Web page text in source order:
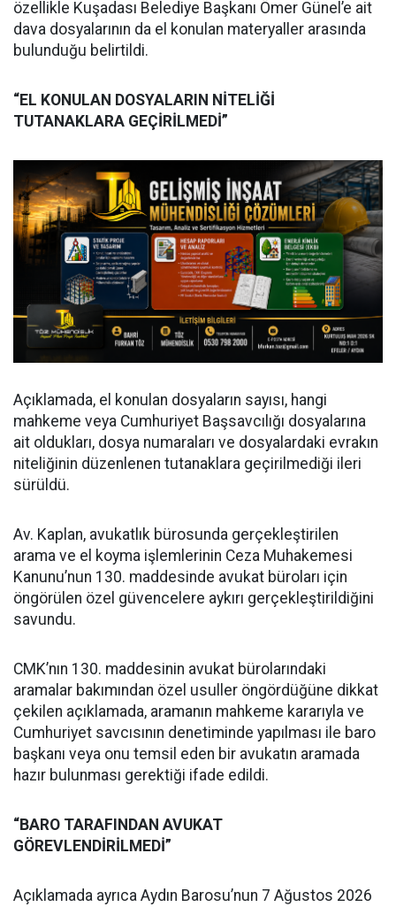
özellikle Kuşadası Belediye Başkanı Ömer Günel’e ait
dava dosyalarının da el konulan materyaller arasında
bulunduğu belirtildi.
“EL KONULAN DOSYALARIN NİTELİĞİ
TUTANAKLARA GEÇİRİLMEDİ”
Açıklamada, el konulan dosyaların sayısı, hangi
mahkeme veya Cumhuriyet Başsavcılığı dosyalarına
ait oldukları, dosya numaraları ve dosyalardaki evrakın
niteliğinin düzenlenen tutanaklara geçirilmediği ileri
sürüldü.
Av. Kaplan, avukatlık bürosunda gerçekleştirilen
arama ve el koyma işlemlerinin Ceza Muhakemesi
Kanunu’nun 130. maddesinde avukat büroları için
öngörülen özel güvencelere aykırı gerçekleştirildiğini
savundu.
CMK’nın 130. maddesinin avukat bürolarındaki
aramalar bakımından özel usuller öngördüğüne dikkat
çekilen açıklamada, aramanın mahkeme kararıyla ve
Cumhuriyet savcısının denetiminde yapılması ile baro
başkanı veya onu temsil eden bir avukatın aramada
hazır bulunması gerektiği ifade edildi.
“BARO TARAFINDAN AVUKAT
GÖREVLENDİRİLMEDİ”
Açıklamada ayrıca Aydın Barosu’nun 7 Ağustos 2026